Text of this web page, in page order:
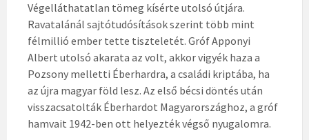
Végelláthatatlan tömeg kísérte utolsó útjára.
Ravatalánál sajtótudósítások szerint több mint
félmillió ember tette tiszteletét. Gróf Apponyi
Albert utolsó akarata az volt, akkor vigyék haza a
Pozsony melletti Éberhardra, a családi kriptába, ha
az újra magyar föld lesz. Az első bécsi döntés után
visszacsatolták Éberhardot Magyarországhoz, a gróf
hamvait 1942-ben ott helyezték végső nyugalomra.